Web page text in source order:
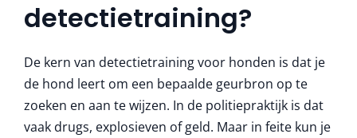
detectietraining?
De kern van detectietraining voor honden is dat je
de hond leert om een bepaalde geurbron op te
zoeken en aan te wijzen. In de politiepraktijk is dat
vaak drugs, explosieven of geld. Maar in feite kun je